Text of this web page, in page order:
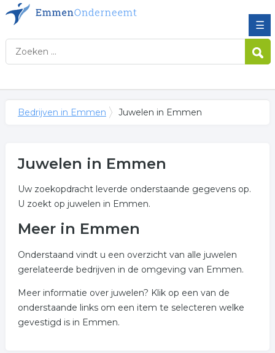
☰
Bedrijven in Emmen Juwelen in Emmen
Juwelen in Emmen
Uw zoekopdracht leverde onderstaande gegevens op.
U zoekt op juwelen in Emmen.
Meer in Emmen
Onderstaand vindt u een overzicht van alle juwelen
gerelateerde bedrijven in de omgeving van Emmen.
Meer informatie over juwelen? Klik op een van de
onderstaande links om een item te selecteren welke
gevestigd is in Emmen.